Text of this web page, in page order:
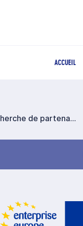
ACCUEIL
Recherche de partenaires pour développer des technologies biosourcées, renouvelables et circulaires en Colombie